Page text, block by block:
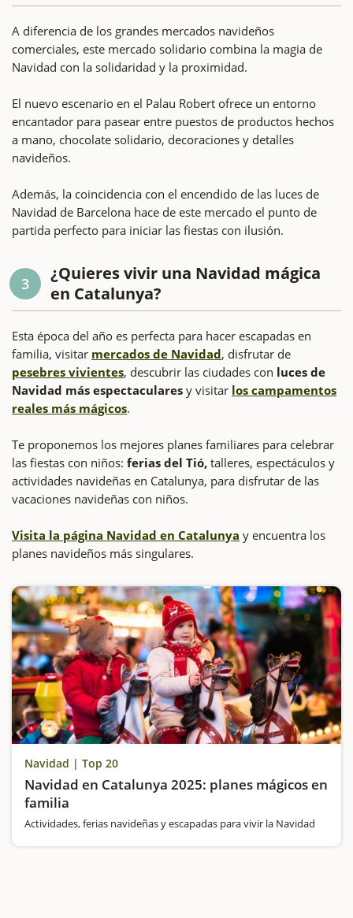
A diferencia de los grandes mercados navideños
comerciales, este mercado solidario combina la magia de
Navidad con la solidaridad y la proximidad.
El nuevo escenario en el Palau Robert ofrece un entorno
encantador para pasear entre puestos de productos hechos
a mano, chocolate solidario, decoraciones y detalles
navideños.
Además, la coincidencia con el encendido de las luces de
Navidad de Barcelona hace de este mercado el punto de
partida perfecto para iniciar las fiestas con ilusión.
3
¿Quieres vivir una Navidad mágica
en Catalunya?
Esta época del año es perfecta para hacer escapadas en
familia, visitar mercados de Navidad, disfrutar de
pesebres vivientes, descubrir las ciudades con luces de
Navidad más espectaculares y visitar los campamentos
reales más mágicos.
Te proponemos los mejores planes familiares para celebrar
las fiestas con niños: ferias del Tió, talleres, espectáculos y
actividades navideñas en Catalunya, para disfrutar de las
vacaciones navideñas con niños.
Visita la página Navidad en Catalunya y encuentra los
planes navideños más singulares.
Navidad | Top 20
Navidad en Catalunya 2025: planes mágicos en
familia
Actividades, ferias navideñas y escapadas para vivir la Navidad